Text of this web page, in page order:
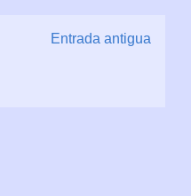
Entrada antigua